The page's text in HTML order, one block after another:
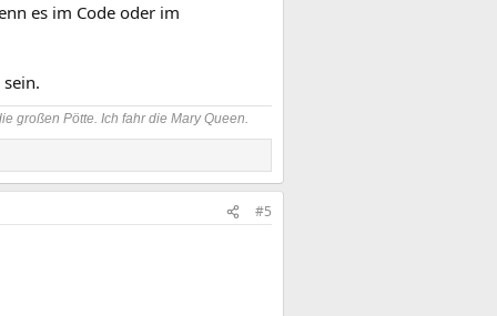
es im Code oder im
großen Pötte. Ich fahr die Mary Queen.
#5